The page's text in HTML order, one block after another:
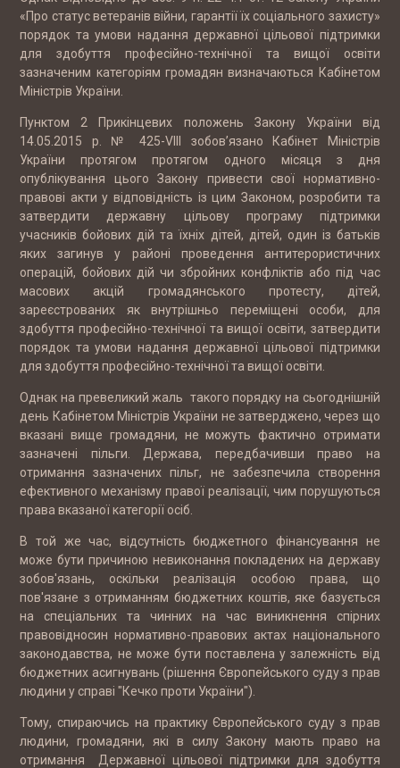
«Про статус ветеранів війни, гарантії їх соціального захисту»
порядок та умови надання державної цільової підтримки
для здобуття професійно-технічної та вищої освіти
зазначеним категоріям громадян визначаються Кабінетом
Міністрів України.
Пунктом 2 Прикінцевих положень Закону України від
14.05.2015 р. № 425-VIII зобов’язано Кабінет Міністрів
України протягом протягом одного місяця з дня
опублікування цього Закону привести свої нормативно-
правові акти у відповідність із цим Законом, розробити та
затвердити державну цільову програму підтримки
учасників бойових дій та їхніх дітей, дітей, один із батьків
яких загинув у районі проведення антитерористичних
операцій, бойових дій чи збройних конфліктів або під час
масових акцій громадянського протесту, дітей,
зареєстрованих як внутрішньо переміщені особи, для
здобуття професійно-технічної та вищої освіти, затвердити
порядок та умови надання державної цільової підтримки
для здобуття професійно-технічної та вищої освіти.
Однак на превеликий жаль такого порядку на сьогоднішній
день Кабінетом Міністрів України не затверджено, через що
вказані вище громадяни, не можуть фактично отримати
зазначені пільги. Держава, передбачивши право на
отримання зазначених пільг, не забезпечила створення
ефективного механізму правої реалізації, чим порушуються
права вказаної категорії осіб.
В той же час, відсутність бюджетного фінансування не
може бути причиною невиконання покладених на державу
зобов'язань, оскільки реалізація особою права, що
пов'язане з отриманням бюджетних коштів, яке базується
на спеціальних та чинних на час виникнення спірних
правовідносин нормативно-правових актах національного
законодавства, не може бути поставлена у залежність від
бюджетних асигнувань (рішення Європейського суду з прав
людини у справі "Кечко проти України").
Тому, спираючись на практику Європейського суду з прав
людини, громадяни, які в силу Закону мають право на
отримання Державної цільової підтримки для здобуття